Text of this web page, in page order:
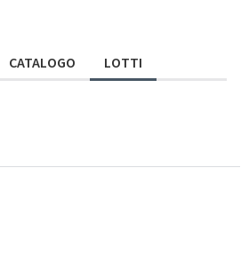
CATALOGO LOTTI